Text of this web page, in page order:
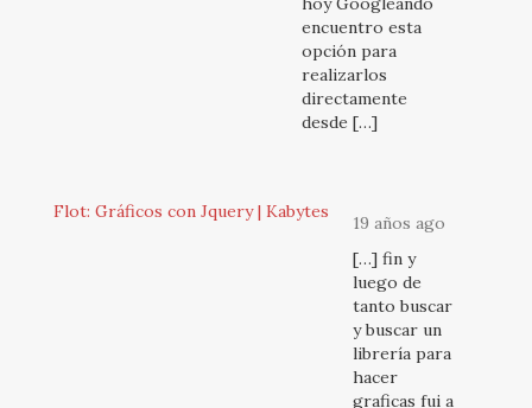
encuentro esta
opción para
realizarlos
directamente
desde […]
Flot: Gráficos con Jquery | Kabytes
19 años ago
[…] fin y
luego de
tanto buscar
y buscar un
librería para
hacer
graficas fui a